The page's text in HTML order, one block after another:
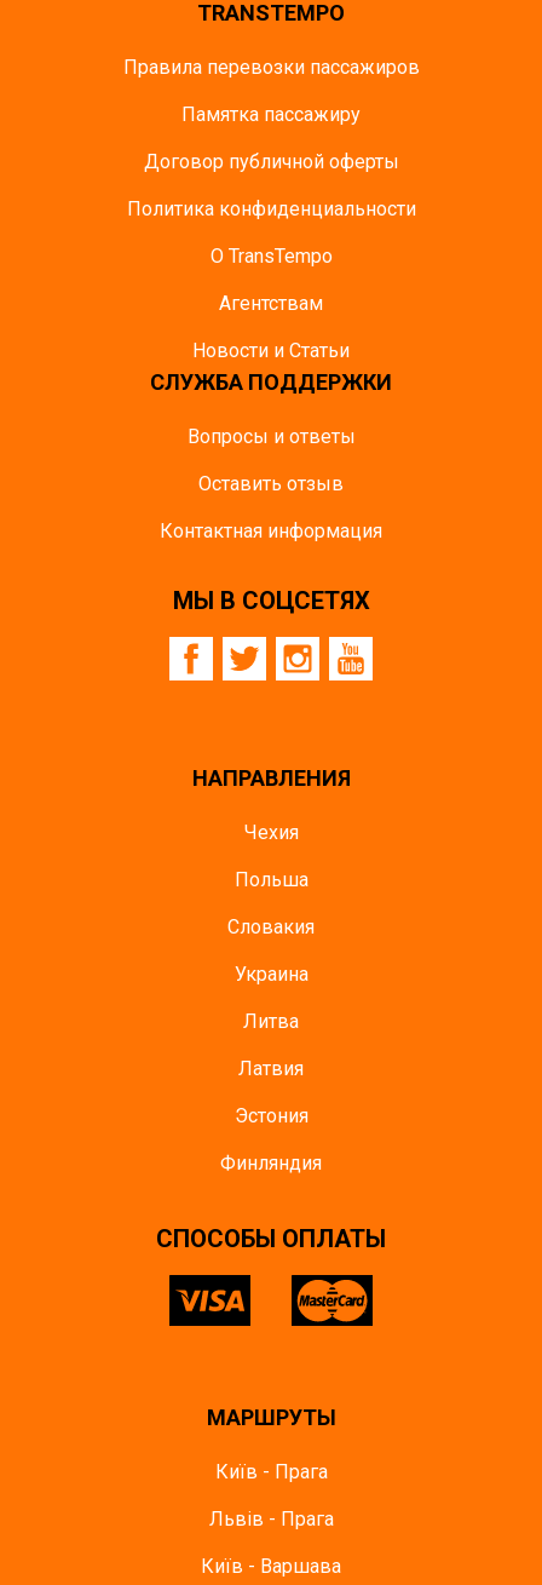
TRANSTEMPO
Правила перевозки пассажиров
Памятка пасcажиру
Договор публичной оферты
Политика конфиденциальности
О TransTempo
Агентствам
Новости и Статьи
СЛУЖБА ПОДДЕРЖКИ
Вопросы и ответы
Оставить отзыв
Контактная информация
МЫ В СОЦСЕТЯХ
НАПРАВЛЕНИЯ
Чехия
Польша
Словакия
Украина
Литва
Латвия
Эстония
Финляндия
CПОСОБЫ ОПЛАТЫ
МАРШРУТЫ
Київ - Прага
Львів - Прага
Київ - Варшава